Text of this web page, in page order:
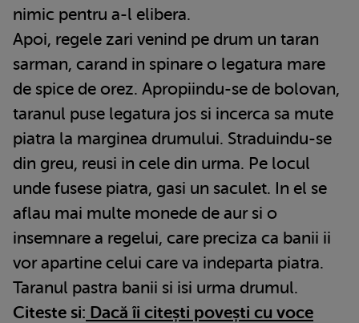
nimic pentru a-l elibera.
Apoi, regele zari venind pe drum un taran
sarman, carand in spinare o legatura mare
de spice de orez. Apropiindu-se de bolovan,
taranul puse legatura jos si incerca sa mute
piatra la marginea drumului. Straduindu-se
din greu, reusi in cele din urma. Pe locul
unde fusese piatra, gasi un saculet. In el se
aflau mai multe monede de aur si o
insemnare a regelui, care preciza ca banii ii
vor apartine celui care va indeparta piatra.
Taranul pastra banii si isi urma drumul.
Citeste si: Dacă îi citești povești cu voce